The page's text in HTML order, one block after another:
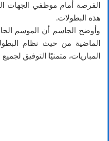
الفرصة أمام موظفي الجهات
هذه البطولات.
وأوضح الجاسم أن الموسم
الماضية من حيث نظام
المباريات، متمنيًا التوفيق